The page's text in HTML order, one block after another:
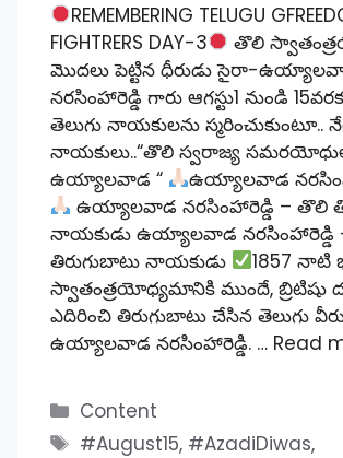
REMEMBERING TELUGU
FIGHTRERS DAY-3
తొలి
మొదలు పెట్టిన ధీరుడు సైరా-
నరసింహారెడ్డి గారు ఆగస్టు1 నుండి
తెలుగు నాయకులను స్మరించుకుంటూ..
నాయకులు..“తొలి స్వరాజ్య
ఉయ్యాలవాడ “
ఉయ్యాలవాడ
ఉయ్యాలవాడ నరసింహారెడ్డి – తొలి
నాయ‌కుడు ఉయ్యాలవాడ నరసింహారెడ్డి
తిరుగుబాటు నాయ‌కుడు
1857 నాటి
స్వాతంత్రయోధ్యమానికి ముందే, బ్రిటిషు
ఎదిరించి తిరుగుబాటు చేసిన తెలుగు
ఉయ్యాలవాడ నరసింహారెడ్డి. … Read
Categories
Content
Tags
#August15, #AzadiDiwas,